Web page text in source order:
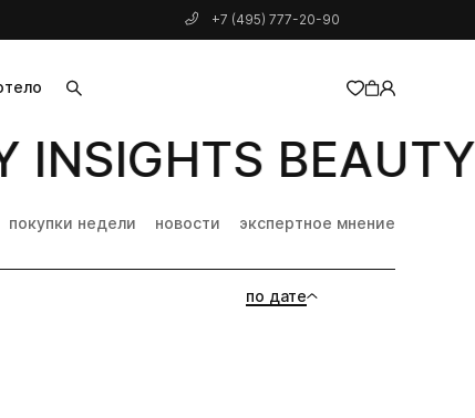
+7 (495) 777-20-90
тело
добавлен в корзину
покупки недели новости экспертное мнение
по дате